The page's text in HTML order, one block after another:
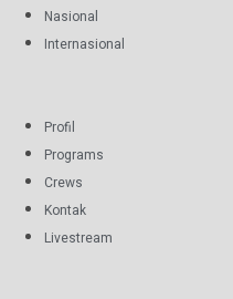
Nasional
Internasional
Profil
Programs
Crews
Kontak
Livestream